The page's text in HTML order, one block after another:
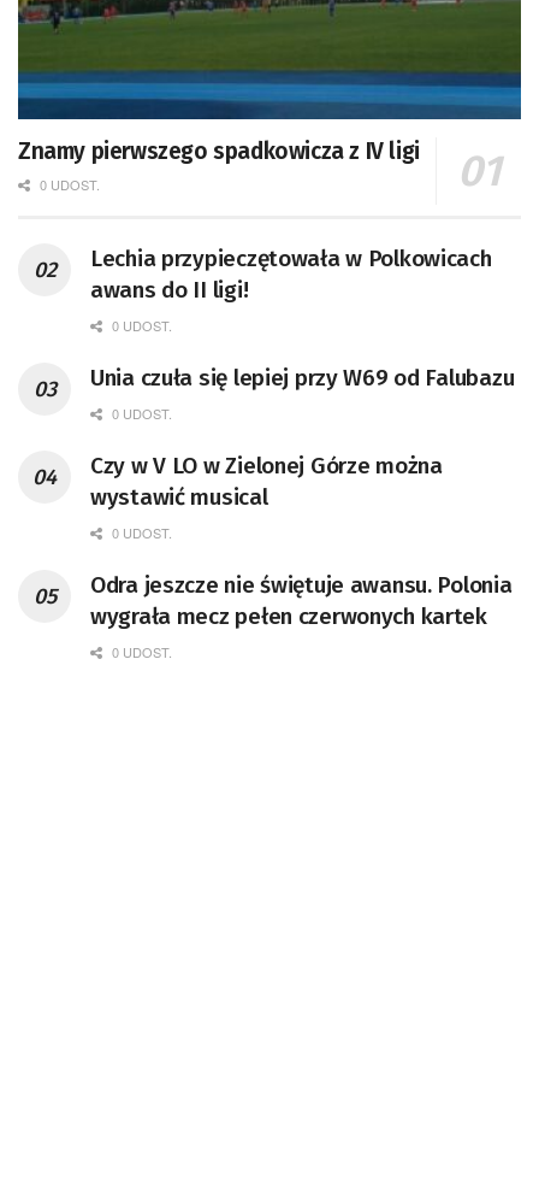
Znamy pierwszego spadkowicza z IV ligi
0 UDOST.
Lechia przypieczętowała w Polkowicach
awans do II ligi!
0 UDOST.
Unia czuła się lepiej przy W69 od Falubazu
0 UDOST.
Czy w V LO w Zielonej Górze można
wystawić musical
0 UDOST.
Odra jeszcze nie świętuje awansu. Polonia
wygrała mecz pełen czerwonych kartek
0 UDOST.